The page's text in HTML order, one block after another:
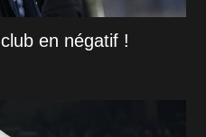
en négatif !